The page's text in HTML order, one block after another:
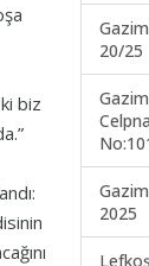
biz
20/25
2025